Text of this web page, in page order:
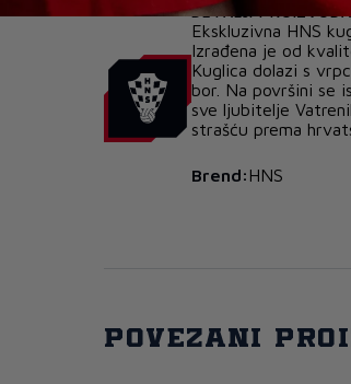
DETALJI PROIZVODA
Ekskluzivna HNS
Izrađena je od
Kuglica dolazi s
bor. Na površini se
sve ljubitelje
strašću prema
Brend: HNS
Povezani